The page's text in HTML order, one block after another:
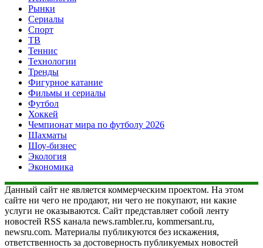
Рынки
Сериалы
Спорт
ТВ
Теннис
Технологии
Тренды
Фигурное катание
Фильмы и сериалы
Футбол
Хоккей
Чемпионат мира по футболу 2026
Шахматы
Шоу-бизнес
Экология
Экономика
Данный сайт не является коммерческим проектом. На этом
сайте ни чего не продают, ни чего не покупают, ни какие
услуги не оказываются. Сайт представляет собой ленту
новостей RSS канала news.rambler.ru, kommersant.ru,
newsru.com. Материалы публикуются без искажения,
ответственность за достоверность публикуемых новостей